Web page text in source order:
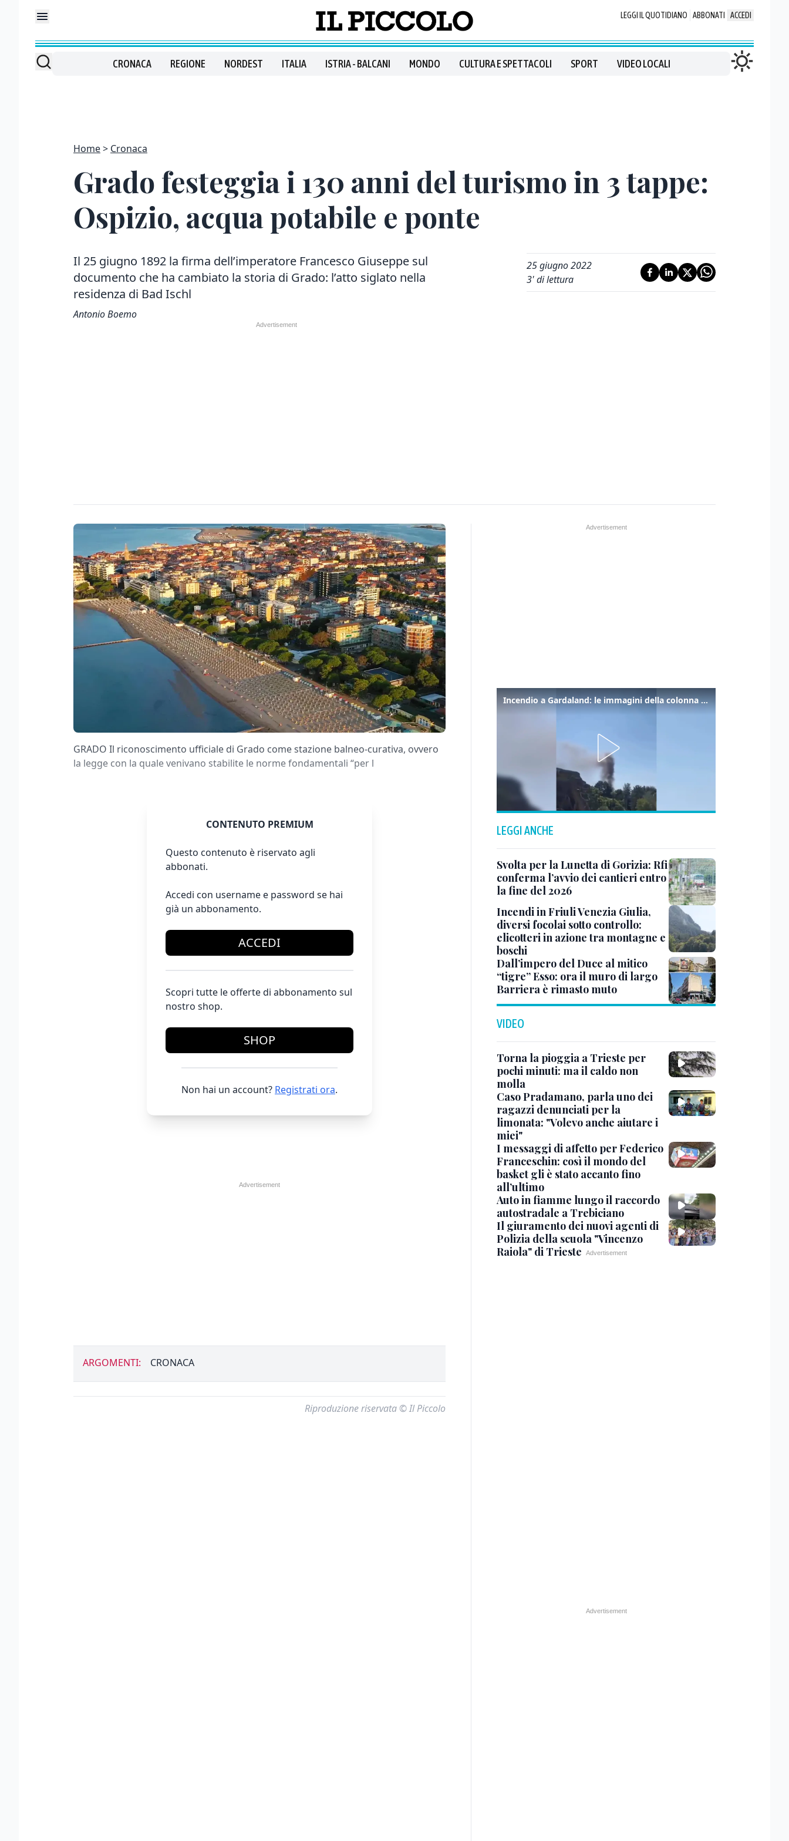
LEGGI IL QUOTIDIANO ABBONATI ACCEDI
CRONACA REGIONE NORDEST ITALIA ISTRIA - BALCANI MONDO CULTURA E SPETTACOLI SPORT VIDEO LOCALI
Home Cronaca
Grado festeggia i 130 anni del turismo in 3 tappe:
Ospizio, acqua potabile e ponte
Il 25 giugno 1892 la firma dell’imperatore Francesco Giuseppe sul
documento che ha cambiato la storia di Grado: l’atto siglato nella
residenza di Bad Ischl
Antonio Boemo
25 giugno 2022
3' di lettura
GRADO Il riconoscimento ufficiale di Grado come stazione balneo-curativa, ovvero
la legge con la quale venivano stabilite le norme fondamentali “per l
CONTENUTO PREMIUM
Questo contenuto è riservato agli
abbonati.
Accedi con username e password se hai
già un abbonamento.
ACCEDI
Scopri tutte le offerte di abbonamento sul
nostro shop.
SHOP
Non hai un account? Registrati ora.
ARGOMENTI: CRONACA
Riproduzione riservata © Il Piccolo
Incendio a Gardaland: le immagini della colonna di fumo
LEGGI ANCHE
Svolta per la Lunetta di Gorizia: Rfi
conferma l’avvio dei cantieri entro
la fine del 2026
Incendi in Friuli Venezia Giulia,
diversi focolai sotto controllo:
elicotteri in azione tra montagne e
boschi
Dall’impero del Duce al mitico
“tigre” Esso: ora il muro di largo
Barriera è rimasto muto
VIDEO
Torna la pioggia a Trieste per
pochi minuti: ma il caldo non
molla
Caso Pradamano, parla uno dei
ragazzi denunciati per la
limonata: "Volevo anche aiutare i
miei"
I messaggi di affetto per Federico
Franceschin: così il mondo del
basket gli è stato accanto fino
all’ultimo
Auto in fiamme lungo il raccordo
autostradale a Trebiciano
Il giuramento dei nuovi agenti di
Polizia della scuola "Vincenzo
Raiola" di Trieste